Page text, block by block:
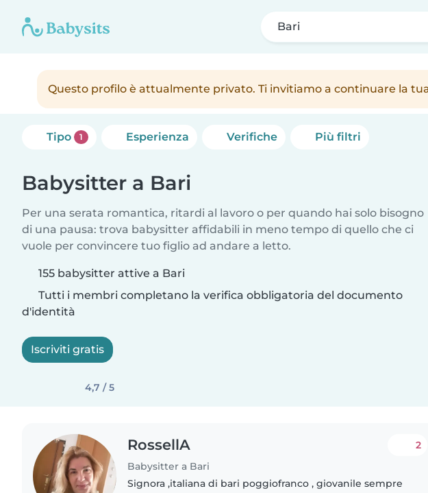
Bari
Questo profilo è attualmente privato. Ti invitiamo a continuare la
Tipo 1 Esperienza Verifiche Più filtri
Babysitter a Bari
Per una serata romantica, ritardi al lavoro o per quando hai solo bisogno
di una pausa: trova babysitter affidabili in meno tempo di quello che ci
vuole per convincere tuo figlio ad andare a letto.
155 babysitter attive a Bari
Tutti i membri completano la verifica obbligatoria del documento
d'identità
Iscriviti gratis
4,7 / 5
RossellA
Babysitter a Bari
2
Signora ,italiana di bari poggiofranco , giovanile sempre